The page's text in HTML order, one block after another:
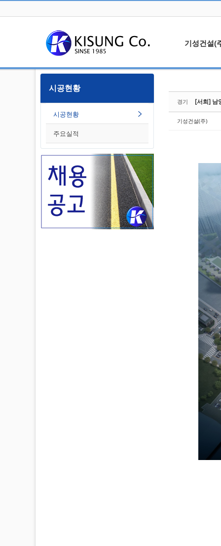
기성건설(
오시는길
알립니다
시공현황
시공현황
주요실적
경기 [서희] 남
기성건설(주)
Sketchbook5, 스케치북5
Sketchbook5, 스케치북5